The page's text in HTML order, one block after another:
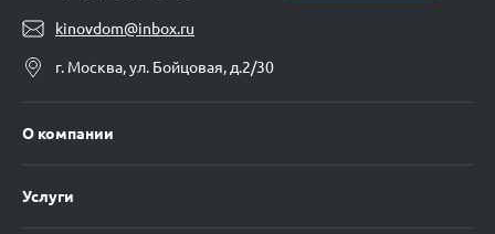
kinovdom@inbox.ru
г. Москва, ул. Бойцовая, д.2/30
О компании
Услуги